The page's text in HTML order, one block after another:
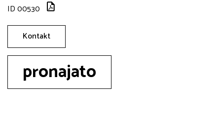
ID 00530
Kontakt
pronajato